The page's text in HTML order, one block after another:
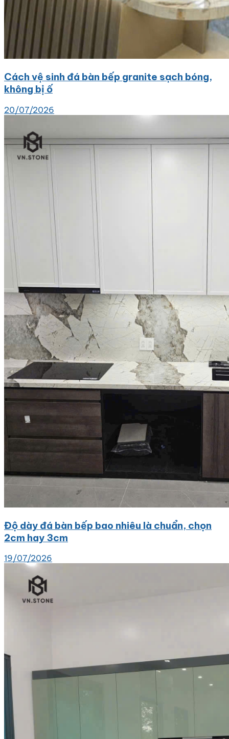
Cách vệ sinh đá bàn bếp granite sạch bóng,
không bị ố
20/07/2026
Độ dày đá bàn bếp bao nhiêu là chuẩn, chọn
2cm hay 3cm
19/07/2026